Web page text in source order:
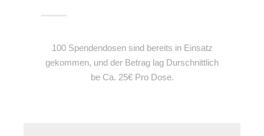
100 Spendendosen sind bereits in Einsatz
gekommen, und der Betrag lag Durschnittlich
be Ca. 25€ Pro Dose.